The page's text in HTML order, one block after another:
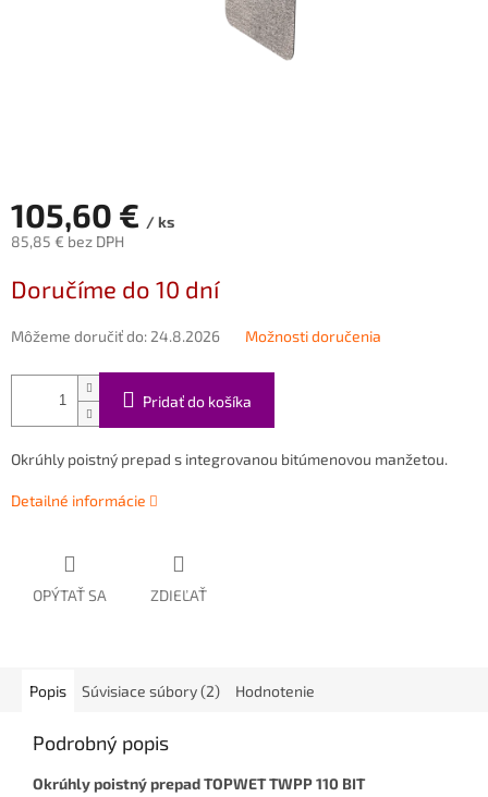
105,60 € / ks
85,85 € bez DPH
cena:
Doručíme do 10 dní
Môžeme doručiť do: 24.8.2026 Možnosti doručenia
Pridať do košíka
Okrúhly poistný prepad s integrovanou bitúmenovou manžetou.
Detailné informácie
OPÝTAŤ SA ZDIEĽAŤ
Popis Súvisiace súbory (2) Hodnotenie
Podrobný popis
Okrúhly poistný prepad TOPWET TWPP 110 BIT